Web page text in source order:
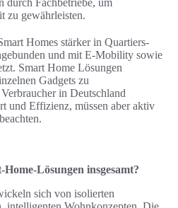
durch Fachbetriebe, um
zu gewährleisten.
Homes stärker in Quartiers-
und mit E‑Mobility sowie
Smart Home Lösungen
Gadgets zu
in Deutschland
und Effizienz, müssen aber aktiv
Lösungen insgesamt?
sich von isolierten